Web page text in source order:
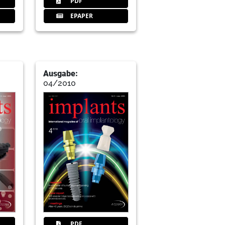
to the final restoration
as an alternative to implant
EPAPER
Ausgabe:
04/2010